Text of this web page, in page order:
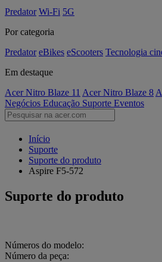
Predator Wi-Fi 5G
Por categoria
Predator eBikes eScooters Tecnologia
Em destaque
Acer Nitro Blaze 11 Acer Nitro Blaze 8
Negócios Educação Suporte Eventos
Início
Suporte
Suporte do produto
Aspire F5-572
Suporte do produto
Números do modelo:
Número da peça: